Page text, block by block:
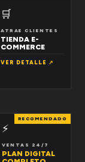
🛒
ATRAE CLIENTES
TIENDA E-
COMMERCE
VER DETALLE ↗
RECOMENDADO
⚡
VENTAS 24/7
PLAN DIGITAL